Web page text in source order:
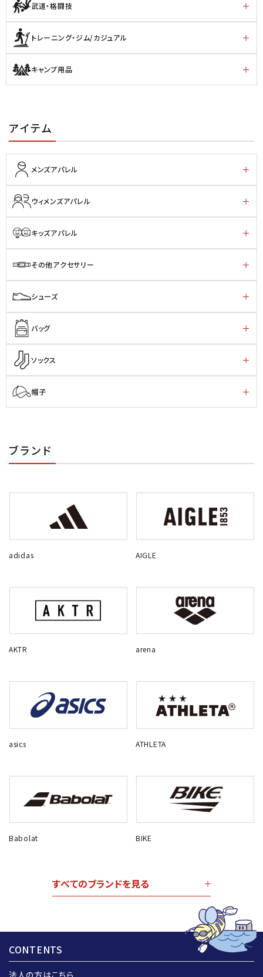
武道・格闘技
トレーニング・ジム/カジュアル
キャンプ用品
アイテム
メンズアパレル
ウィメンズアパレル
キッズアパレル
その他アクセサリー
シューズ
バッグ
ソックス
帽子
ブランド
adidas AIGLE
AKTR arena
asics ATHLETA
Babolat BIKE
すべてのブランドを見る
CONTENTS